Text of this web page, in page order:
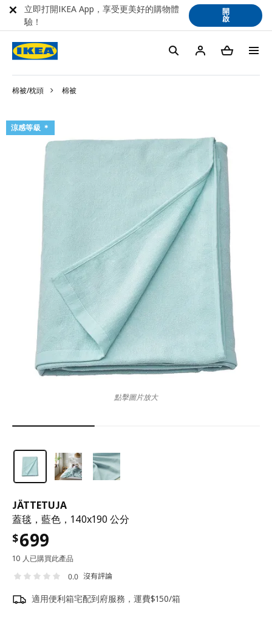
棉被/枕頭 棉被
JÄTTETUJA
蓋毯，藍色，140x190 公分
$699
10 人已購買此產品
0.0 沒有評論
適用便利箱宅配到府服務，運費$150/箱
涼感等級 ＊
點擊圖片放大
立即打開IKEA App，享受更美好的購物體
驗！
開
啟